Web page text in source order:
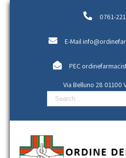
0761-
E-Mail
PEC
Via Belluno 28 01100
Search